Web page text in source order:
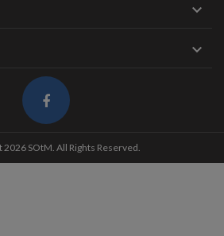


SOtM. All Rights Reserved.